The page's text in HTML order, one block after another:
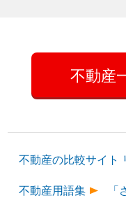
不動産
不動産の比較サイト
不動産用語集